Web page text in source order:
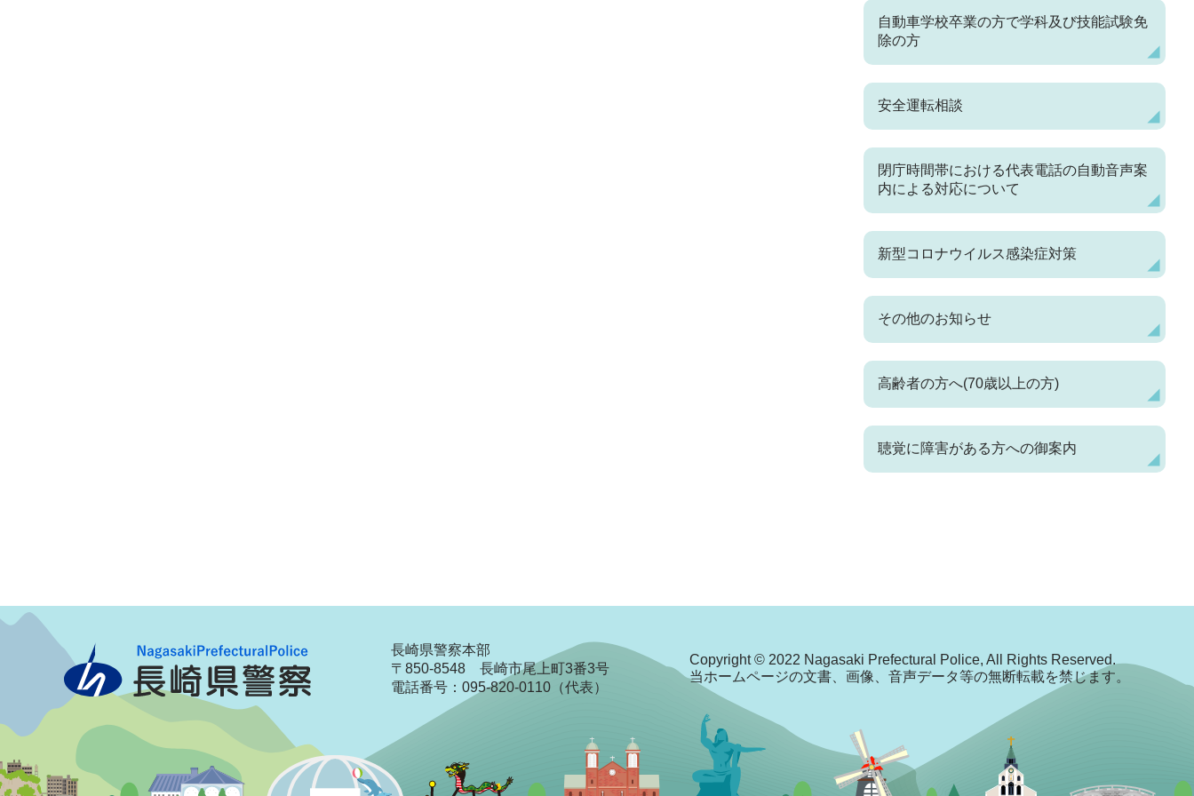
自動車学校卒業の方で学科及び技能試験免
除の方
安全運転相談
閉庁時間帯における代表電話の自動音声案
内による対応について
新型コロナウイルス感染症対策
その他のお知らせ
高齢者の方へ(70歳以上の方)
聴覚に障害がある方への御案内
長崎県警察本部
〒850-8548 長崎市尾上町3番3号
電話番号：095-820-0110（代表）
Copyright © 2022 Nagasaki Prefectural Police, All Rights Reserved.
当ホームページの文書、画像、音声データ等の無断転載を禁じます。